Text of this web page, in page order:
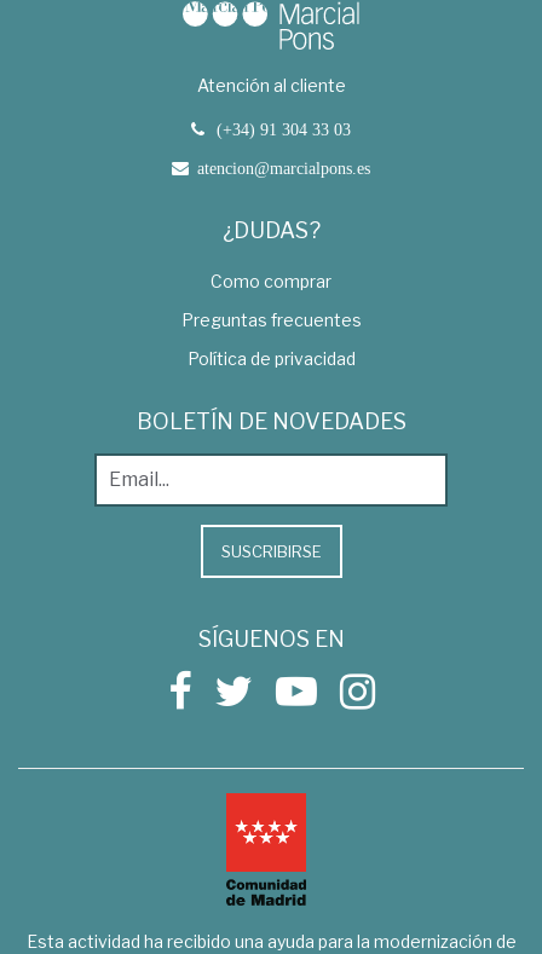
Atención al cliente
(+34) 91 304 33 03
atencion@marcialpons.es
¿DUDAS?
Como comprar
Preguntas frecuentes
Política de privacidad
BOLETÍN DE NOVEDADES
SUSCRIBIRSE
SÍGUENOS EN
Esta actividad ha recibido una ayuda para la modernización de